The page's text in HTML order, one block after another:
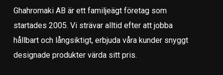
Ghahromaki AB är ett familjeägt företag som
startades 2005. Vi strävar alltid efter att jobba
hållbart och långsiktigt, erbjuda våra kunder snyggt
designade produkter värda sitt pris.